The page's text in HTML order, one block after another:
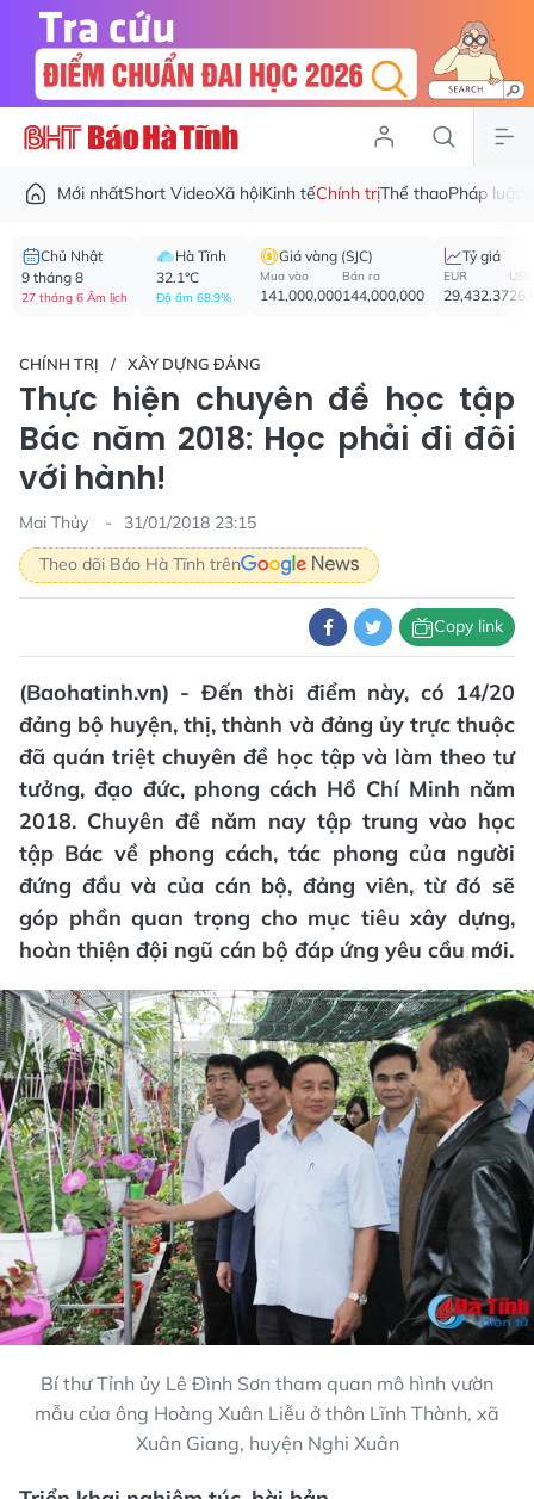
Mới nhấtShort VideoXã hộiKinh tếChính trịThể thaoPháp luật
Chủ Nhật
9 tháng 8
27 tháng 6 Âm lịch
Hà Tĩnh
32.1°C
Độ ẩm 68.9%
Giá vàng (SJC)
Mua vào
141,000,000
Bán ra
144,000,000
Tỷ giá
EUR
29,432.37
USD
CHÍNH TRỊ XÂY DỰNG ĐẢNG
Thực hiện chuyên đề học tập
Bác năm 2018: Học phải đi đôi
với hành!
Mai Thủy
31/01/2018 23:15
Theo dõi Báo Hà Tĩnh trên
Copy link
(Baohatinh.vn) - Đến thời điểm này, có 14/20
đảng bộ huyện, thị, thành và đảng ủy trực thuộc
đã quán triệt chuyên đề học tập và làm theo tư
tưởng, đạo đức, phong cách Hồ Chí Minh năm
2018. Chuyên đề năm nay tập trung vào học
tập Bác về phong cách, tác phong của người
đứng đầu và của cán bộ, đảng viên, từ đó sẽ
góp phần quan trọng cho mục tiêu xây dựng,
hoàn thiện đội ngũ cán bộ đáp ứng yêu cầu mới.
Bí thư Tỉnh ủy Lê Đình Sơn tham quan mô hình vườn
mẫu của ông Hoàng Xuân Liễu ở thôn Lĩnh Thành, xã
Xuân Giang, huyện Nghi Xuân